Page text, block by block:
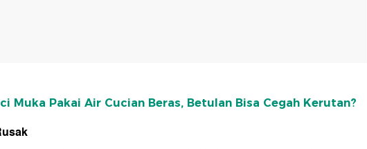
Muka Pakai Air Cucian Beras, Betulan Bisa Cegah Kerutan?